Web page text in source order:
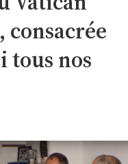
consacrée
tous nos